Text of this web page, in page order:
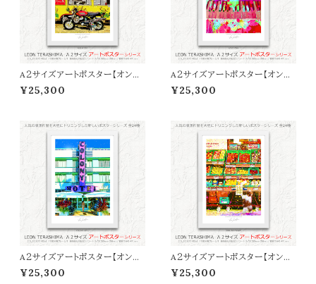
A２サイズアートポスター【オンラ
イン限定】LEON TERASHIMA
「ALOHA DOG」
¥25,300
A２サイズアートポスター【オンラ
イン限定】LEON TERASHIMA
「LOVE SONG」
¥25,300
A２サイズアートポスター【オンラ
イン限定】LEON TERASHIMA
「COLONY HOTEL」
¥25,300
A２サイズアートポスター【オンラ
イン限定】LEON TERASHIMA
「BOKU NO PARLOR」
¥25,300